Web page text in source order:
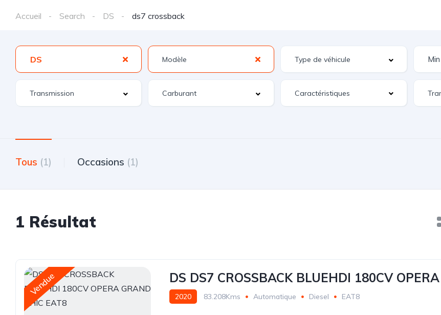
Accueil Search DS ds7 crossback
DS
Caractéristiques
Tous (1) Occasions (1)
1 Résultat
Vendue DS DS7 CROSSBACK BLUEHDI 180CV
2020 83.208Kms Automatique Diesel EAT8